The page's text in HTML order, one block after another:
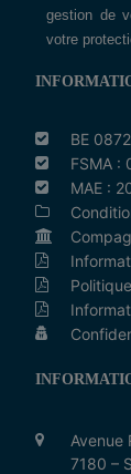
gestion de
votre
BE
FSMA :
MAE :
Avenue
7180 –